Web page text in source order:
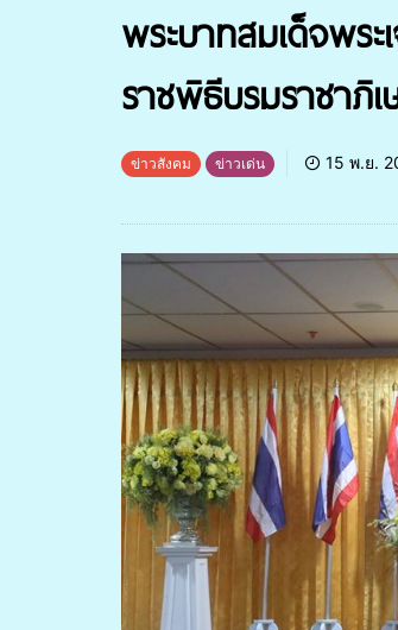
พระบาทสมเด็จพระ
ราชพิธีบรมราชาภิ
ข่าวสังคม ข่าวเด่น 15 พ.ย.